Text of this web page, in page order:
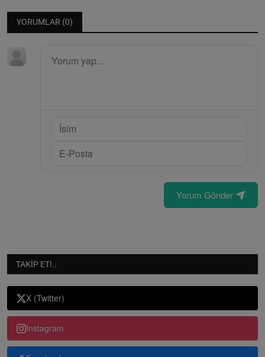
YORUMLAR (0)
Yorum Gönder
TAKIP ET!..
X (Twitter)
Instagram